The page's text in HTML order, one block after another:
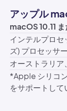
アップル
macOS 10.11
インテルプロ
ズ) プロセッサー
オーストラリア
*Apple シリコ
をサポートして